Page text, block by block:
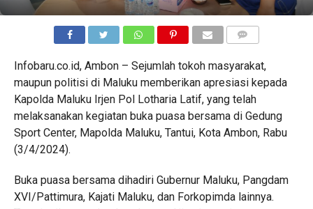
Infobaru.co.id, Ambon – Sejumlah tokoh masyarakat,
maupun politisi di Maluku memberikan apresiasi kepada
Kapolda Maluku Irjen Pol Lotharia Latif, yang telah
melaksanakan kegiatan buka puasa bersama di Gedung
Sport Center, Mapolda Maluku, Tantui, Kota Ambon, Rabu
(3/4/2024).
Buka puasa bersama dihadiri Gubernur Maluku, Pangdam
XVI/Pattimura, Kajati Maluku, dan Forkopimda lainnya.